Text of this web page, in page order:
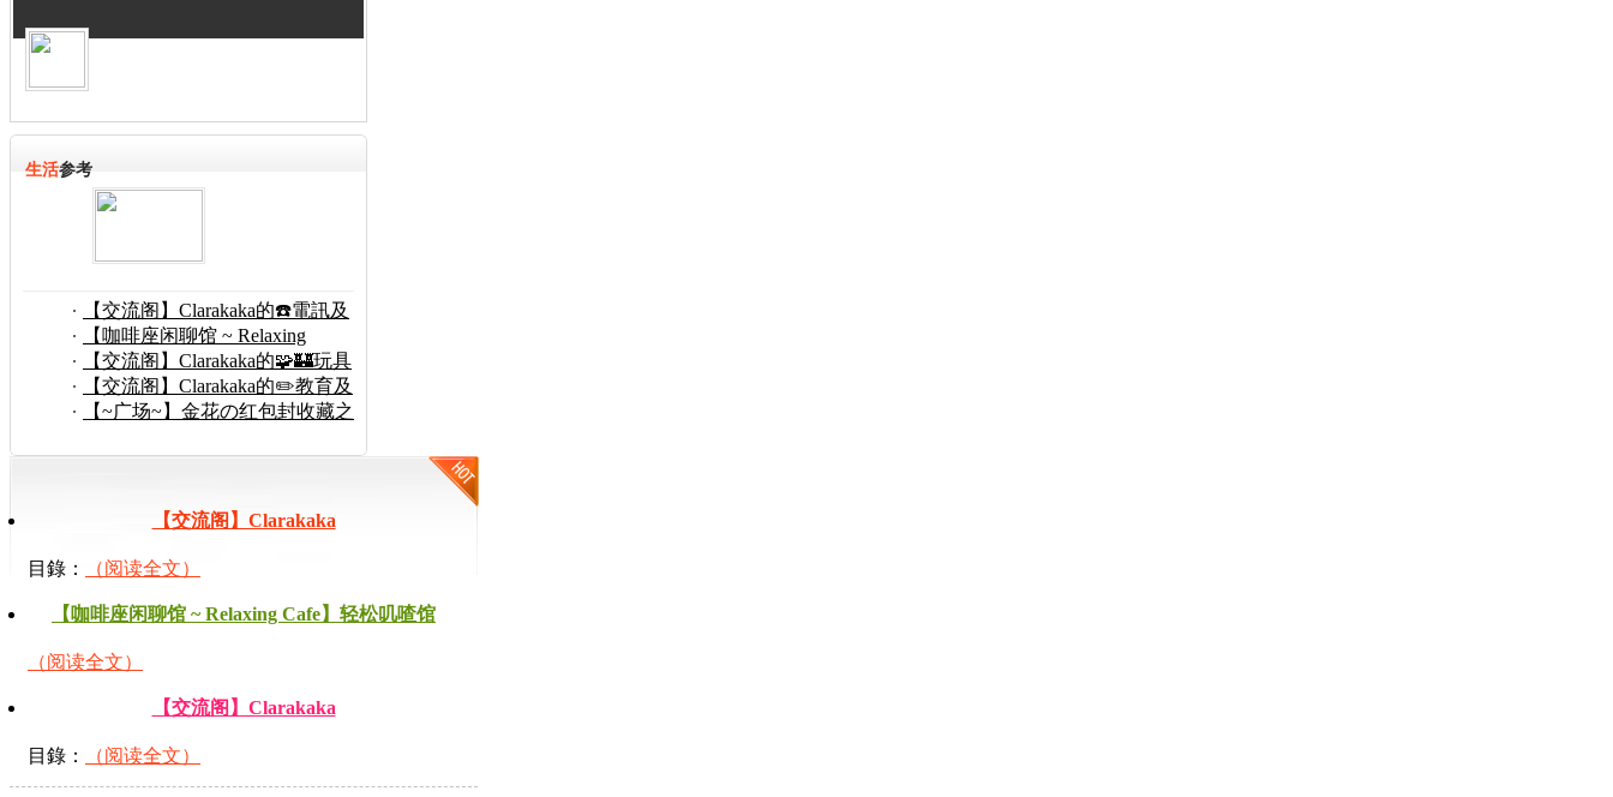
生活参考
【交流阁】Clarakaka的☎️電訊及
傳
【咖啡座闲聊馆 ~ Relaxing
Cafe】轻松叽喳馆 (100)
【交流阁】Clarakaka的🧩🏰玩具
及
【交流阁】Clarakaka的✏️教育及
學
【~广场~】金花の红包封收藏之
【交流阁】Clarakaka
目錄： （阅读全文）
【咖啡座闲聊馆 ~ Relaxing Cafe】轻松叽喳馆
（阅读全文）
【交流阁】Clarakaka
目錄： （阅读全文）